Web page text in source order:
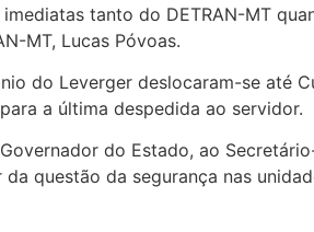
tanto do DETRAN-MT
MT, Lucas Póvoas.
do Leverger deslocaram-se
a última despedida ao servidor.
do Estado, ao
questão da segurança nas